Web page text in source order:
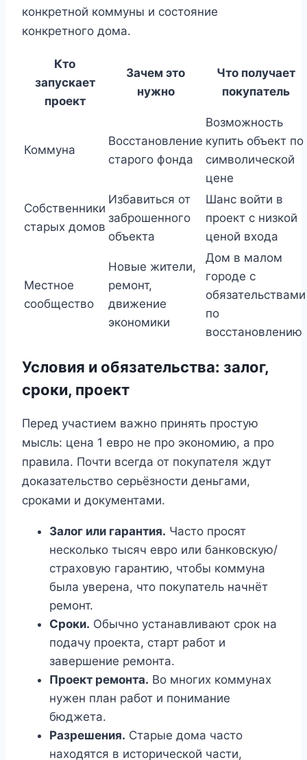
конкретной коммуны и состояние
конкретного дома.
Кто
запускает
проект
Зачем это
нужно
Что получает
покупатель
Коммуна
Восстановление
старого фонда
Возможность
купить объект по
символической
цене
Собственники
старых домов
Избавиться от
заброшенного
объекта
Шанс войти в
проект с низкой
ценой входа
Местное
сообщество
Новые жители,
ремонт,
движение
экономики
Дом в малом
городе с
обязательствами
по
восстановлению
Условия и обязательства: залог,
сроки, проект
Перед участием важно принять простую
мысль: цена 1 евро не про экономию, а про
правила. Почти всегда от покупателя ждут
доказательство серьёзности деньгами,
сроками и документами.
Залог или гарантия. Часто просят
несколько тысяч евро или банковскую/
страховую гарантию, чтобы коммуна
была уверена, что покупатель начнёт
ремонт.
Сроки. Обычно устанавливают срок на
подачу проекта, старт работ и
завершение ремонта.
Проект ремонта. Во многих коммунах
нужен план работ и понимание
бюджета.
Разрешения. Старые дома часто
находятся в исторической части,